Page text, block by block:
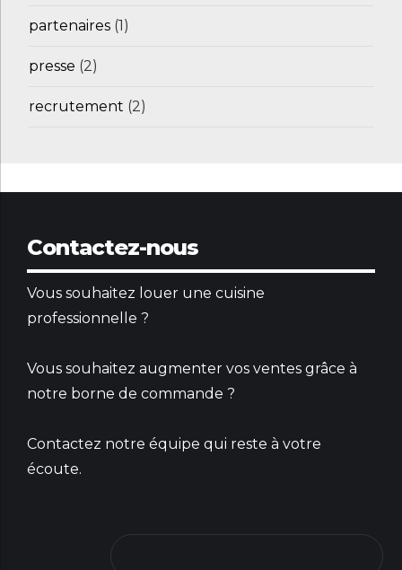
partenaires (1)
presse (2)
recrutement (2)
Contactez-nous
Vous souhaitez louer une cuisine
professionnelle ?
Vous souhaitez augmenter vos ventes grâce à
notre borne de commande ?
Contactez notre équipe qui reste à votre
écoute.